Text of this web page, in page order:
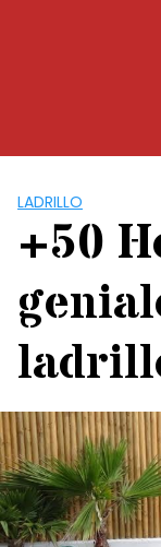
LADRILLO
+50